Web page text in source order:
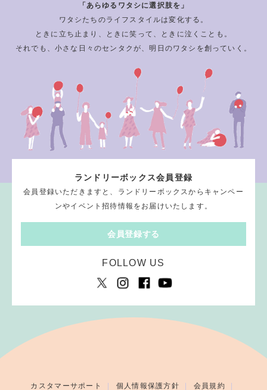
「あらゆるワタシに選択肢を」
ワタシたちのライフスタイルは変化する。
ときに立ち止まり、ときに笑って、ときに泣くことも。
それでも、小さな日々のセンタクが、明日のワタシを創っていく。
ランドリーボックス会員登録
会員登録いただきますと、ランドリーボックスからキャンペー
ンやイベント招待情報をお届けいたします。
会員登録する
FOLLOW US
カスタマーサポート 個人情報保護方針 会員規約